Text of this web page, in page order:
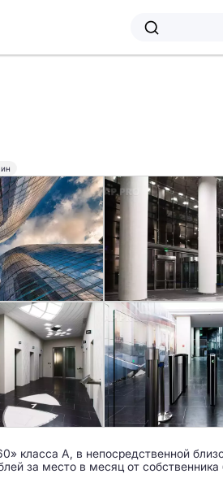
класса A, в непосредственной
за место в месяц от собственника